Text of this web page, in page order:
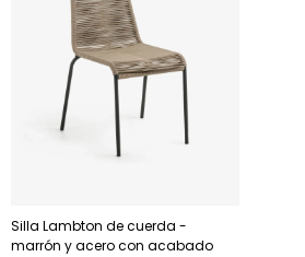
Silla Lambton de cuerda -
marrón y acero con acabado